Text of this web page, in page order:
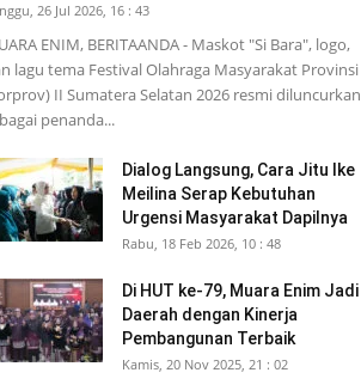
26 Jul 2026, 16 : 43
ENIM, BERITAANDA - Maskot "Si Bara", logo,
lagu tema Festival Olahraga Masyarakat Provinsi
II Sumatera Selatan 2026 resmi diluncurkan
penanda...
Dialog Langsung, Cara Jitu Ike
Meilina Serap Kebutuhan
Urgensi Masyarakat Dapilnya
Rabu, 18 Feb 2026, 10 : 48
Di HUT ke-79, Muara Enim Jadi
Daerah dengan Kinerja
Pembangunan Terbaik
Kamis, 20 Nov 2025, 21 : 02